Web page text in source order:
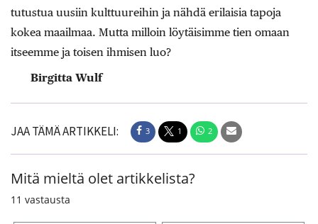
tutustua uusiin kulttuureihin ja nähdä erilaisia tapoja
kokea maailmaa. Mutta milloin löytäisimme tien omaan
itseemme ja toisen ihmisen luo?
Birgitta Wulf
JAA TÄMÄ ARTIKKELI: 3 1 2
Mitä mieltä olet artikkelista?
11 vastausta